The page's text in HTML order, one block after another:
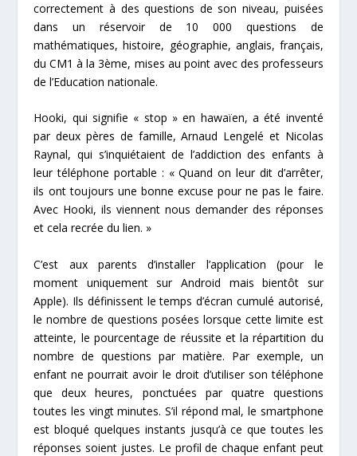
correctement à des questions de son niveau, puisées
dans un réservoir de 10 000 questions de
mathématiques, histoire, géographie, anglais, français,
du CM1 à la 3ème, mises au point avec des professeurs
de l’Education nationale.
Hooki, qui signifie « stop » en hawaïen, a été inventé
par deux pères de famille, Arnaud Lengelé et Nicolas
Raynal, qui s’inquiétaient de l’addiction des enfants à
leur téléphone portable : « Quand on leur dit d’arrêter,
ils ont toujours une bonne excuse pour ne pas le faire.
Avec Hooki, ils viennent nous demander des réponses
et cela recrée du lien. »
C’est aux parents d’installer l’application (pour le
moment uniquement sur Android mais bientôt sur
Apple). Ils définissent le temps d’écran cumulé autorisé,
le nombre de questions posées lorsque cette limite est
atteinte, le pourcentage de réussite et la répartition du
nombre de questions par matière. Par exemple, un
enfant ne pourrait avoir le droit d’utiliser son téléphone
que deux heures, ponctuées par quatre questions
toutes les vingt minutes. S’il répond mal, le smartphone
est bloqué quelques instants jusqu’à ce que toutes les
réponses soient justes. Le profil de chaque enfant peut